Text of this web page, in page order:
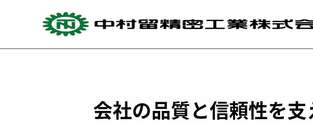
会社の品質と信頼性を